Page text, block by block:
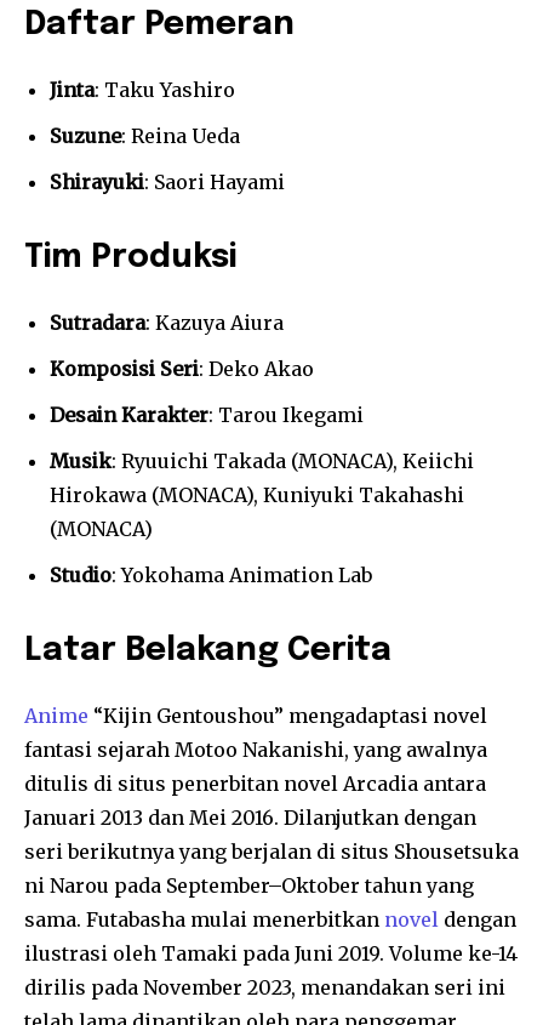
Daftar Pemeran
Jinta: Taku Yashiro
Suzune: Reina Ueda
Shirayuki: Saori Hayami
Tim Produksi
Sutradara: Kazuya Aiura
Komposisi Seri: Deko Akao
Desain Karakter: Tarou Ikegami
Musik: Ryuuichi Takada (MONACA), Keiichi
Hirokawa (MONACA), Kuniyuki Takahashi
(MONACA)
Studio: Yokohama Animation Lab
Latar Belakang Cerita
Anime “Kijin Gentoushou” mengadaptasi novel
fantasi sejarah Motoo Nakanishi, yang awalnya
ditulis di situs penerbitan novel Arcadia antara
Januari 2013 dan Mei 2016. Dilanjutkan dengan
seri berikutnya yang berjalan di situs Shousetsuka
ni Narou pada September–Oktober tahun yang
sama. Futabasha mulai menerbitkan novel dengan
ilustrasi oleh Tamaki pada Juni 2019. Volume ke-14
dirilis pada November 2023, menandakan seri ini